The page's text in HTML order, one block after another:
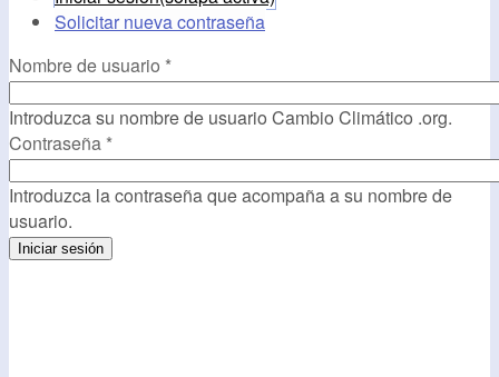
Solicitar nueva contraseña
Nombre de usuario *
Introduzca su nombre de usuario Cambio Climático .org.
Contraseña *
Introduzca la contraseña que acompaña a su nombre de
usuario.